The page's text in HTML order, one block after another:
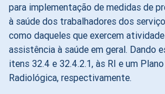
para implementação de medidas de
à saúde dos trabalhadores dos
como daqueles que exercem
assistência à saúde em geral. Dando
itens 32.4 e 32.4.2.1, às RI e um
Radiológica, respectivamente.